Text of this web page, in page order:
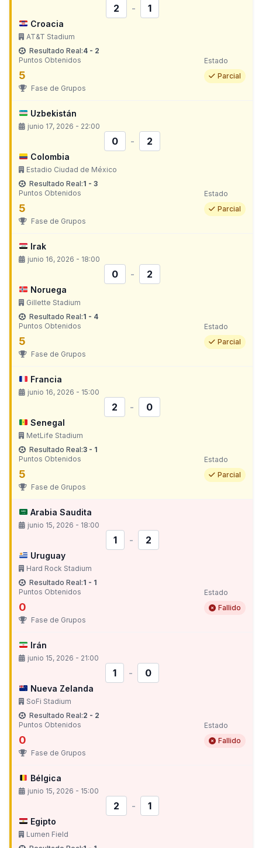
2 - 1
Croacia
AT&T Stadium
Resultado Real:4 - 2
Puntos Obtenidos
5
Estado
Parcial
Fase de Grupos
Uzbekistán
junio 17, 2026 - 22:00
0 - 2
Colombia
Estadio Ciudad de México
Resultado Real:1 - 3
Puntos Obtenidos
5
Estado
Parcial
Fase de Grupos
Irak
junio 16, 2026 - 18:00
0 - 2
Noruega
Gillette Stadium
Resultado Real:1 - 4
Puntos Obtenidos
5
Estado
Parcial
Fase de Grupos
Francia
junio 16, 2026 - 15:00
2 - 0
Senegal
MetLife Stadium
Resultado Real:3 - 1
Puntos Obtenidos
5
Estado
Parcial
Fase de Grupos
Arabia Saudita
junio 15, 2026 - 18:00
1 - 2
Uruguay
Hard Rock Stadium
Resultado Real:1 - 1
Puntos Obtenidos
0
Estado
Fallido
Fase de Grupos
Irán
junio 15, 2026 - 21:00
1 - 0
Nueva Zelanda
SoFi Stadium
Resultado Real:2 - 2
Puntos Obtenidos
0
Estado
Fallido
Fase de Grupos
Bélgica
junio 15, 2026 - 15:00
2 - 1
Egipto
Lumen Field